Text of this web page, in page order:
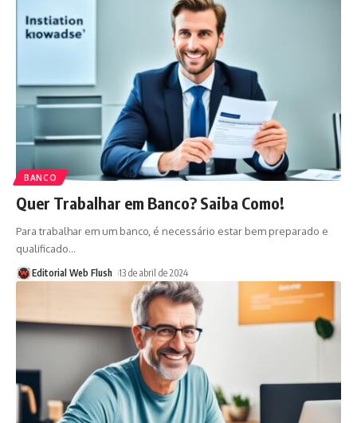
BANCO
Quer Trabalhar em Banco? Saiba Como!
Para trabalhar em um banco, é necessário estar bem preparado e
qualificado…
Editorial Web Flush 13 de abril de 2024